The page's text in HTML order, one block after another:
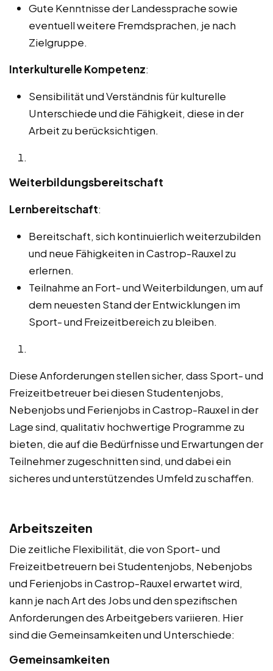
Gute Kenntnisse der Landessprache sowie
eventuell weitere Fremdsprachen, je nach
Zielgruppe.
Interkulturelle Kompetenz:
Sensibilität und Verständnis für kulturelle
Unterschiede und die Fähigkeit, diese in der
Arbeit zu berücksichtigen.
Weiterbildungsbereitschaft
Lernbereitschaft:
Bereitschaft, sich kontinuierlich weiterzubilden
und neue Fähigkeiten in Castrop-Rauxel zu
erlernen.
Teilnahme an Fort- und Weiterbildungen, um auf
dem neuesten Stand der Entwicklungen im
Sport- und Freizeitbereich zu bleiben.
Diese Anforderungen stellen sicher, dass Sport- und
Freizeitbetreuer bei diesen Studentenjobs,
Nebenjobs und Ferienjobs in Castrop-Rauxel in der
Lage sind, qualitativ hochwertige Programme zu
bieten, die auf die Bedürfnisse und Erwartungen der
Teilnehmer zugeschnitten sind, und dabei ein
sicheres und unterstützendes Umfeld zu schaffen.
Arbeitszeiten
Die zeitliche Flexibilität, die von Sport- und
Freizeitbetreuern bei Studentenjobs, Nebenjobs
und Ferienjobs in Castrop-Rauxel erwartet wird,
kann je nach Art des Jobs und den spezifischen
Anforderungen des Arbeitgebers variieren. Hier
sind die Gemeinsamkeiten und Unterschiede:
Gemeinsamkeiten